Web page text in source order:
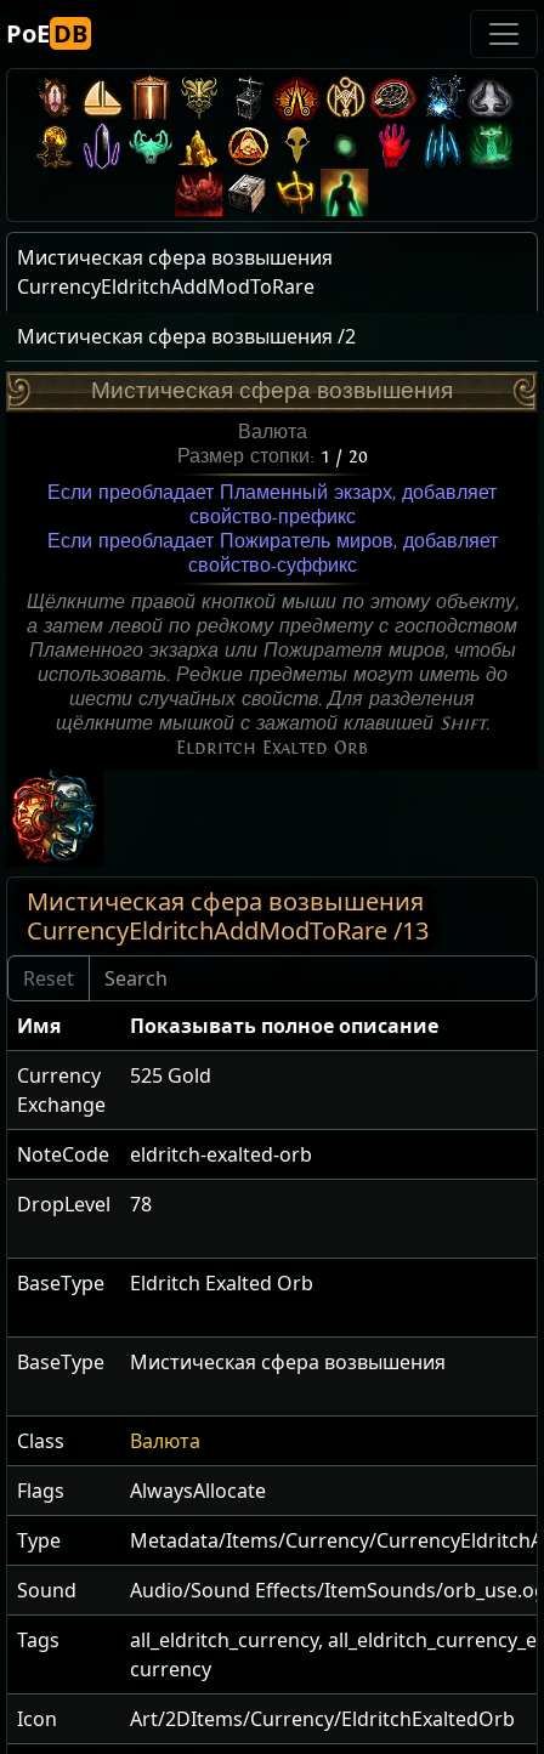
PoEDB
Мистическая сфера возвышения
CurrencyEldritchAddModToRare
Мистическая сфера возвышения /2
Мистическая сфера возвышения
Валюта
Размер стопки: 1 / 20
Если преобладает Пламенный экзарх, добавляет
свойство-префикс
Если преобладает Пожиратель миров, добавляет
свойство-суффикс
Щёлкните правой кнопкой мыши по этому объекту,
а затем левой по редкому предмету с господством
Пламенного экзарха или Пожирателя миров, чтобы
использовать. Редкие предметы могут иметь до
шести случайных свойств. Для разделения
щёлкните мышкой с зажатой клавишей Shift.
Eldritch Exalted Orb
Мистическая сфера возвышения
CurrencyEldritchAddModToRare /13
Имя
Показывать полное описание
Currency
Exchange
525 Gold
NoteCode
eldritch-exalted-orb
DropLevel
78
BaseType Eldritch Exalted Orb
BaseType Мистическая сфера возвышения
Class
Валюта
Flags
AlwaysAllocate
Type
Metadata/Items/Currency/
Sound
Audio/Sound Effects/ItemSounds/
Tags
all_eldritch_currency,
currency
Icon
Art/2DItems/Currency/EldritchExaltedOrb